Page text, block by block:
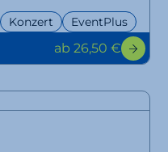
Konzert EventPlus
ab 26,50 €